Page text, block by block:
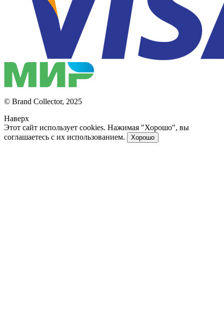
© Brand Collector, 2025
Наверх
Этот сайт использует cookies. Нажимая "Хорошо", вы
соглашаетесь с их использованием.
Хорошо